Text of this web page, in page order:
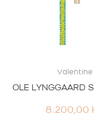
Valentine
OLE LYNGGAARD
8.200,00